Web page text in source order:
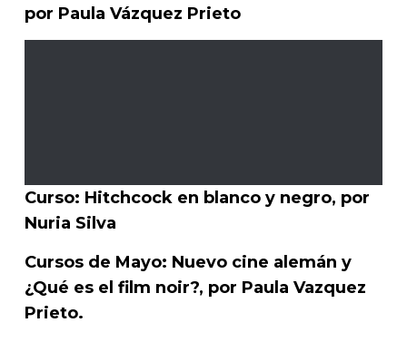
por Paula Vázquez Prieto
Curso: Hitchcock en blanco y negro, por
Nuria Silva
Cursos de Mayo: Nuevo cine alemán y
¿Qué es el film noir?, por Paula Vazquez
Prieto.